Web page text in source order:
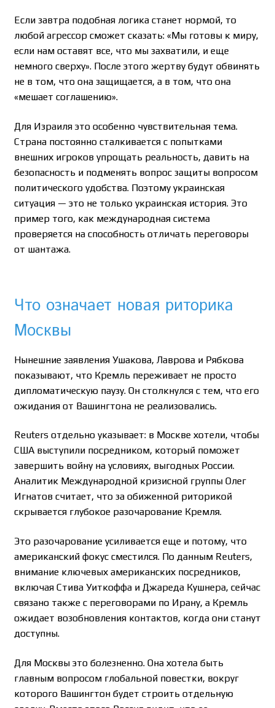
Если завтра подобная логика станет нормой, то
любой агрессор сможет сказать: «Мы готовы к миру,
если нам оставят все, что мы захватили, и еще
немного сверху». После этого жертву будут обвинять
не в том, что она защищается, а в том, что она
«мешает соглашению».
Для Израиля это особенно чувствительная тема.
Страна постоянно сталкивается с попытками
внешних игроков упрощать реальность, давить на
безопасность и подменять вопрос защиты вопросом
политического удобства. Поэтому украинская
ситуация — это не только украинская история. Это
пример того, как международная система
проверяется на способность отличать переговоры
от шантажа.
Что означает новая риторика
Москвы
Нынешние заявления Ушакова, Лаврова и Рябкова
показывают, что Кремль переживает не просто
дипломатическую паузу. Он столкнулся с тем, что его
ожидания от Вашингтона не реализовались.
Reuters отдельно указывает: в Москве хотели, чтобы
США выступили посредником, который поможет
завершить войну на условиях, выгодных России.
Аналитик Международной кризисной группы Олег
Игнатов считает, что за обиженной риторикой
скрывается глубокое разочарование Кремля.
Это разочарование усиливается еще и потому, что
американский фокус сместился. По данным Reuters,
внимание ключевых американских посредников,
включая Стива Уиткоффа и Джареда Кушнера, сейчас
связано также с переговорами по Ирану, а Кремль
ожидает возобновления контактов, когда они станут
доступны.
Для Москвы это болезненно. Она хотела быть
главным вопросом глобальной повестки, вокруг
которого Вашингтон будет строить отдельную